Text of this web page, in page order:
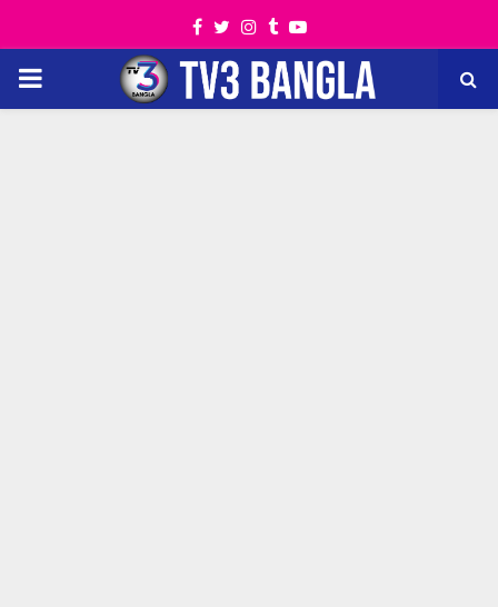
Facebook
TwitterInstagram
TumblrYoutube
PRIMARY